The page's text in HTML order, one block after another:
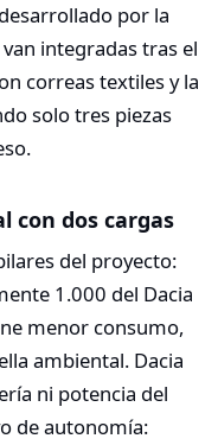
por la
integradas tras el
correas textiles y la
solo tres piezas
con dos cargas
del proyecto:
1.000 del Dacia
menor consumo,
ambiental. Dacia
ni potencia del
de autonomía: